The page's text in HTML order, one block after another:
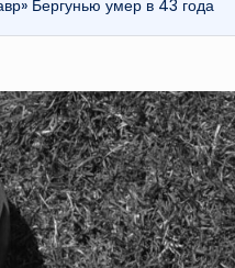
Бергунью умер в 43 года